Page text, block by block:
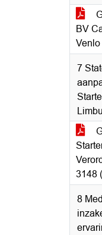
BV
7
3148
8